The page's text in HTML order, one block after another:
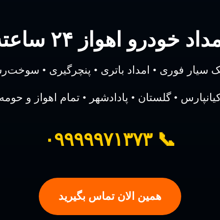
خودرو اهواز ۲۴ ساعته
سیار فوری • امداد باتری • پنچرگیری •
• گلستان • پادادشهر • تمام اهواز و
📞 ۰۹۹۹۹۹۷۱۳۷۳
همین الان تماس بگیرید